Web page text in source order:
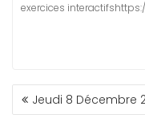
exercices
NAVIGATION
DEJeudi 8 Décembre